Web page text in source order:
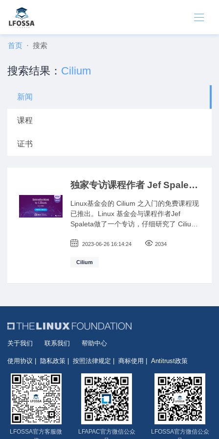
首页 搜索
搜索结果： Cilium
新闻
课程
证书
独家专访课程作者 Jef Spaleta
新课程
Linux基金会的 Cilium 之入门的免费课程现
已推出。Linux 基金会与课程作者Jef
Spaleta做了一个专访，仔细研究了 Cilium
及谁应该参加这个课程。
2023-06-26 16:14:24 2034
Cilium
关于我们 联系我们 帮助中心
使用协议 隐私政策 按照法律规定 商标使用 Antitrust政策
LFOSSA官方客服微
LFAPAC官方微信公众
LFOSSA官方微信公众